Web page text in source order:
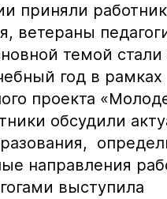
приняли
ветераны
темой стали
год в рамках
проекта
обсудили
направления
выступила